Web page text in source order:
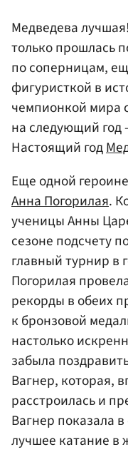
Медведева
только прошлась
по соперницам,
фигуристкой в
чемпионкой мира
на следующий год
Настоящий год
Еще одной
Анна Погорилая.
ученицы Анны
сезоне подсчету
главный турнир в
Погорилая
рекорды в обеих
к бронзовой
настолько
забыла
Вагнер, которая,
расстроилась и
Вагнер показала
лучшее катание в